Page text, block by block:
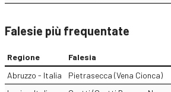
Falesie più frequentate
Regione Falesia
Abruzzo - Italia
Pietrasecca (Vena Cionca)